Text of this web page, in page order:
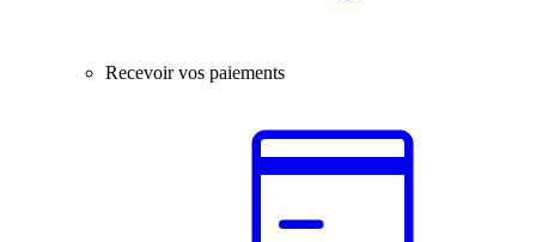
Recevoir vos paiements